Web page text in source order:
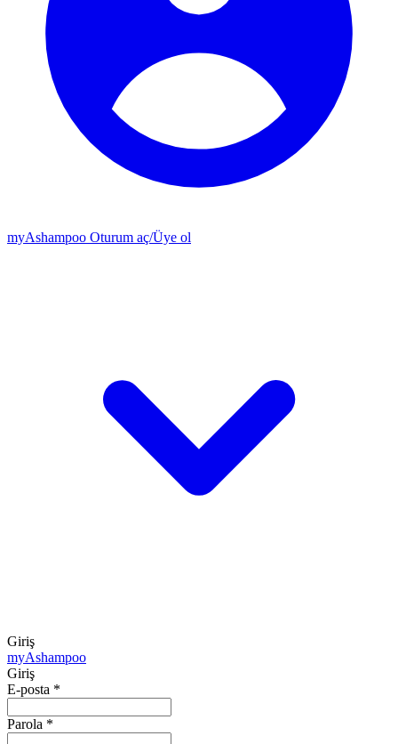
myAshampoo Oturum aç/Üye ol
Giriş
myAshampoo
Giriş
E-posta *
Parola *